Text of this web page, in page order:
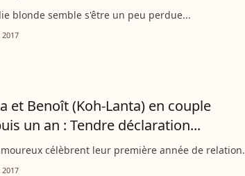
blonde semble s'être un peu perdue...
et Benoît (Koh-Lanta) en couple
un an : Tendre déclaration...
célèbrent leur première année de relation.